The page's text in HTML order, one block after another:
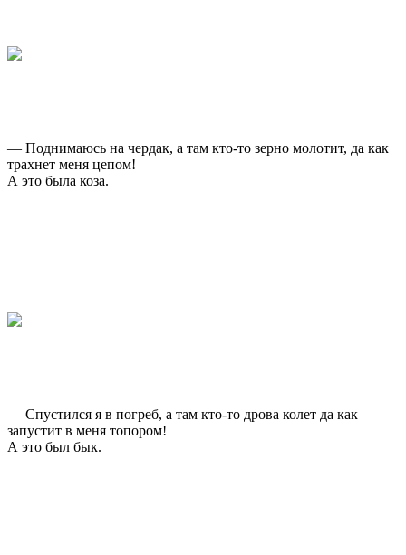
— Поднимаюсь на чердак, а там кто-то зерно молотит, да как
трахнет меня цепом!
А это была коза.
— Спустился я в погреб, а там кто-то дрова колет да как
запустит в меня топором!
А это был бык.